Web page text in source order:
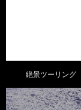
絶景ツーリング